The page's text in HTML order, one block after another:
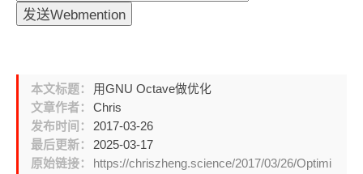
本文标题：
用GNU Octave做优化
文章作者：
Chris
发布时间：
2017-03-26
最后更新：
2025-03-17
原始链接：
https://chriszheng.science/2017/03/26/Optimi